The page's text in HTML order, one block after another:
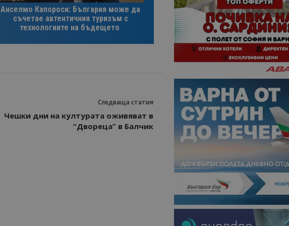
Анселмо Капороси: България може да
съчетае автентичния туризъм с
технологиите на бъдещето
Следваща статия
Чешки дни на културата оживяват в
“Двореца” в Балчик